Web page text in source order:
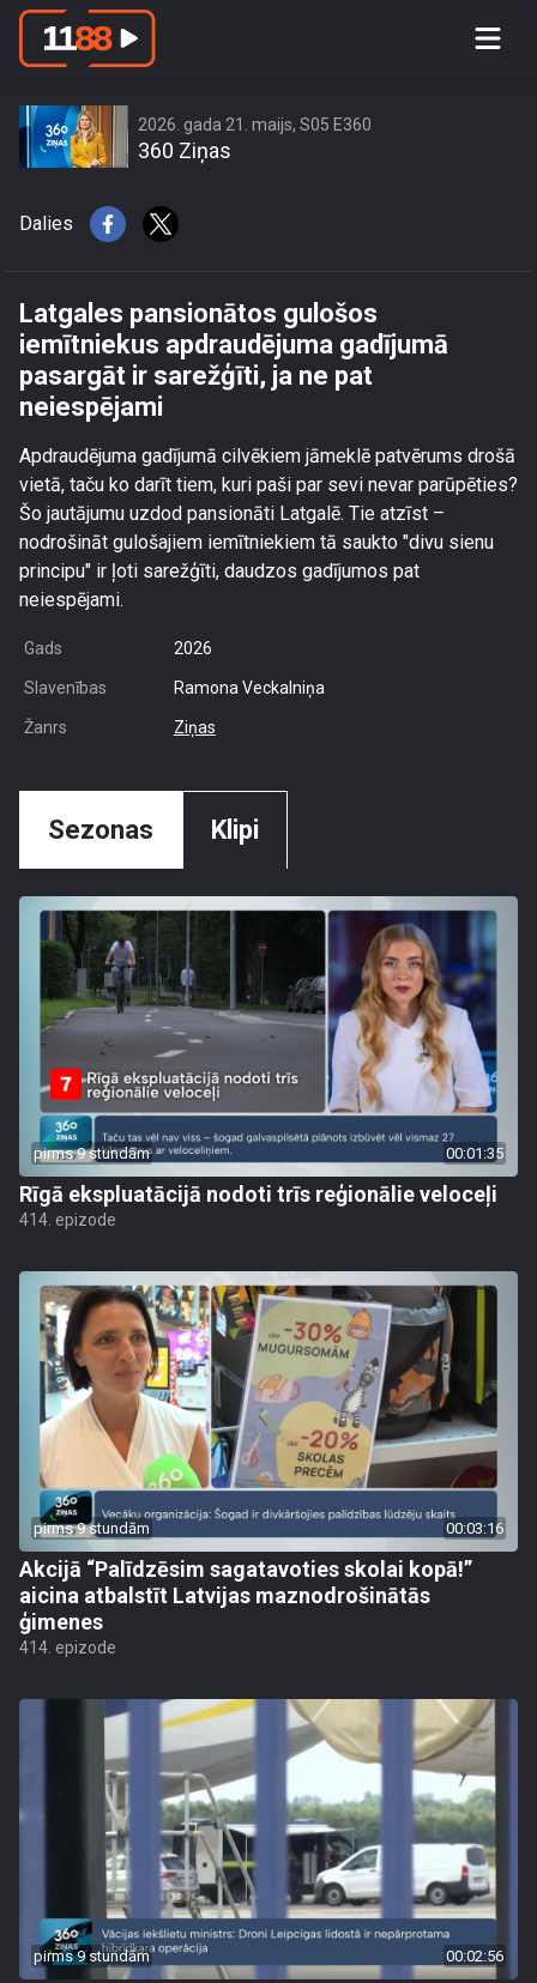
Latgales pansionātos gulošos
iemītniekus apdraudējuma gadījumā
neiespējami
2026. gada 21. maijs, S05 E360
360 Ziņas
Dalies
Latgales pansionātos gulošos
iemītniekus apdraudējuma gadījumā
pasargāt ir sarežģīti, ja ne pat
neiespējami
Apdraudējuma gadījumā cilvēkiem jāmeklē patvērums drošā
vietā, taču ko darīt tiem, kuri paši par sevi nevar parūpēties?
Šo jautājumu uzdod pansionāti Latgalē. Tie atzīst –
nodrošināt gulošajiem iemītniekiem tā saukto "divu sienu
principu" ir ļoti sarežģīti, daudzos gadījumos pat
neiespējami.
Gads 2026
Slavenības Ramona Veckalniņa
Žanrs Ziņas
Sezonas Klipi
pirms 9 stundām 00:01:35
Rīgā ekspluatācijā nodoti trīs reģionālie veloceļi
414. epizode
pirms 9 stundām 00:03:16
Akcijā “Palīdzēsim sagatavoties skolai kopā!”
aicina atbalstīt Latvijas maznodrošinātās
ģimenes
414. epizode
pirms 9 stundām 00:02:56